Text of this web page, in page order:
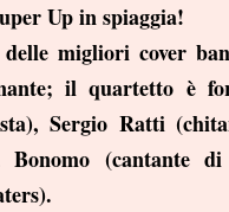
Up in spiaggia!
migliori cover
il quartetto è
Sergio Ratti
Bonomo (cantante